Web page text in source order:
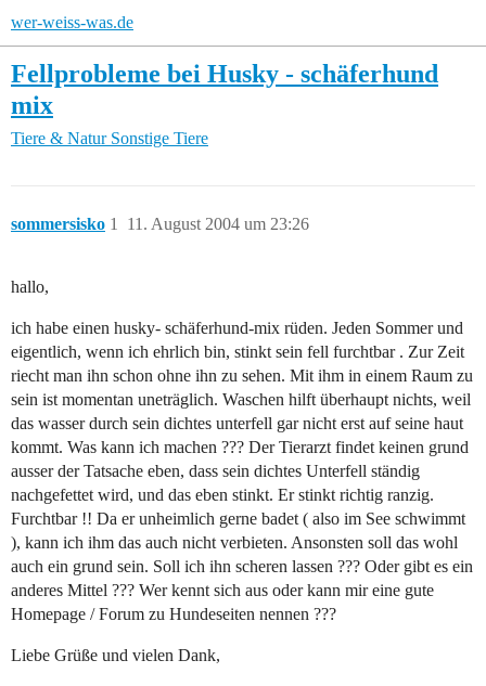
wer-weiss-was.de
Fellprobleme bei Husky - schäferhund
mix
Tiere & Natur Sonstige Tiere
sommersisko 11. August 2004 um 23:26
1
hallo,
ich habe einen husky- schäferhund-mix rüden. Jeden Sommer und
eigentlich, wenn ich ehrlich bin, stinkt sein fell furchtbar . Zur Zeit
riecht man ihn schon ohne ihn zu sehen. Mit ihm in einem Raum zu
sein ist momentan uneträglich. Waschen hilft überhaupt nichts, weil
das wasser durch sein dichtes unterfell gar nicht erst auf seine haut
kommt. Was kann ich machen ??? Der Tierarzt findet keinen grund
ausser der Tatsache eben, dass sein dichtes Unterfell ständig
nachgefettet wird, und das eben stinkt. Er stinkt richtig ranzig.
Furchtbar !! Da er unheimlich gerne badet ( also im See schwimmt
), kann ich ihm das auch nicht verbieten. Ansonsten soll das wohl
auch ein grund sein. Soll ich ihn scheren lassen ??? Oder gibt es ein
anderes Mittel ??? Wer kennt sich aus oder kann mir eine gute
Homepage / Forum zu Hundeseiten nennen ???
Liebe Grüße und vielen Dank,